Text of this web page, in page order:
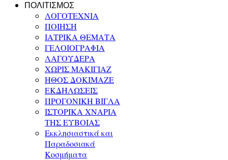
ΠΟΛΙΤΙΣΜΟΣ
ΛΟΓΟΤΕΧΝΙΑ
ΠΟΙΗΣΗ
ΙΑΤΡΙΚΑ ΘΕΜΑΤΑ
ΓΕΛΟΙΟΓΡΑΦΙΑ
ΛΑΓΟΥΔΕΡΑ
ΧΩΡΙΣ ΜΑΚΙΓΙΑΖ
ΗΘΟΣ ΔΟΚΙΜΑΖΕ
ΕΚΔΗΛΩΣΕΙΣ
ΠΡΟΓΟΝΙΚΗ ΒΙΓΛΑ
ΙΣΤΟΡΙΚΑ ΧΝΑΡΙΑ
ΤΗΣ ΕΥΒΟΙΑΣ
Εκκλησιαστικά και
Παραδοσιακά
Κοσμήματα